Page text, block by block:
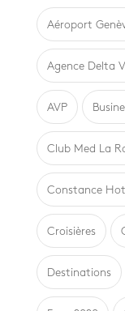
Aéroport
Agence Delta
AVP
Club Med La
Constance
Croisières
Destinations